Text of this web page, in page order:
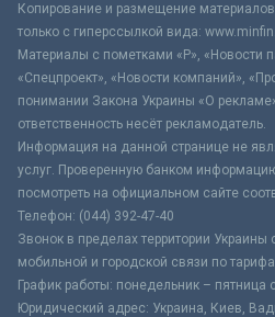
Копирование и размещение материалов
только с гиперссылкой вида:
Материалы с пометками «Р», «Новости
«Спецпроект», «Новости компаний»,
понимании Закона Украины «О
ответственность несёт рекламодатель.
Информация на данной странице не
услуг. Проверенную банком
посмотреть на официальном сайте
Телефон: (044) 392-47-40
Звонок в пределах территории Украины
мобильной и городской связи по
График работы: понедельник – пятница
Юридический адрес: Украина, Киев,